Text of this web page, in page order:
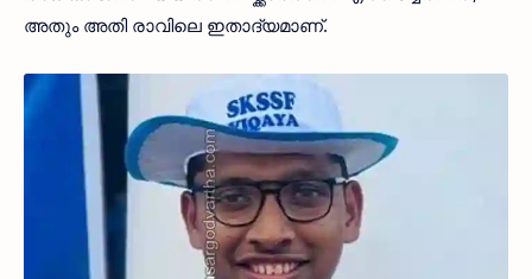
അതും അതി രാവിലെ ഇതാദ്യമാണ്.